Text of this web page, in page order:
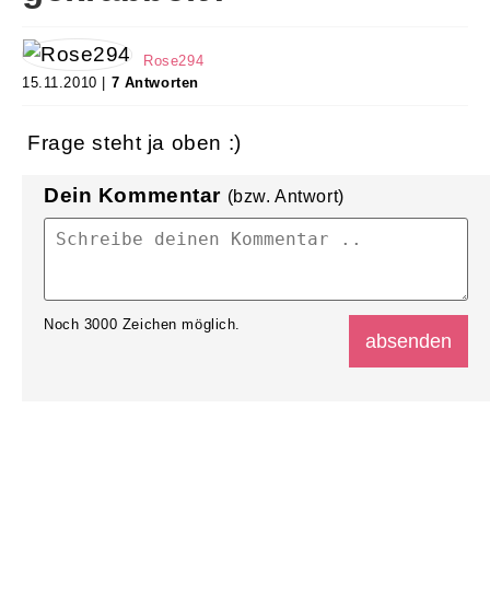
Rose294
15.11.2010 | 7 Antworten
Frage steht ja oben :)
Dein Kommentar (bzw. Antwort)
Noch 3000 Zeichen möglich.